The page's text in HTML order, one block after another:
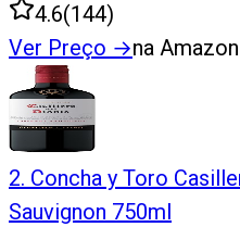
4.6(144)
Ver Preço →na Amazon
2. Concha y Toro
Sauvignon 750ml